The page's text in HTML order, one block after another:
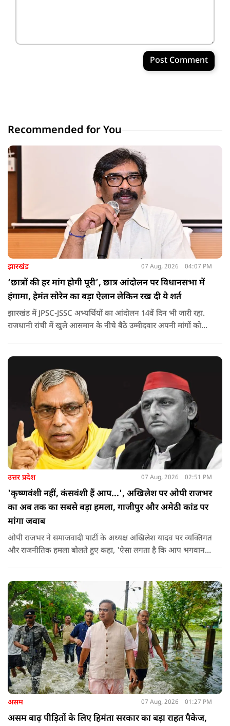
Post Comment
Recommended for You
झारखंड 07 Aug, 2026 04:07 PM
‘छात्रों की हर मांग होगी पूरी’, छात्र आंदोलन पर विधानसभा में
हंगामा, हेमंत सोरेन का बड़ा ऐलान लेकिन रख दी ये शर्त
झारखंड में JPSC-JSSC अभ्यर्थियों का आंदोलन 14वें दिन भी जारी रहा.
राजधानी रांची में खुले आसमान के नीचे बैठे उम्मीदवार अपनी मांगों को
उत्तर प्रदेश 07 Aug, 2026 02:51 PM
'कृष्णवंशी नहीं, कंसवंशी हैं आप...', अखिलेश पर ओपी राजभर
का अब तक का सबसे बड़ा हमला, गाजीपुर और अमेठी कांड पर
मांगा जवाब
ओपी राजभर ने समाजवादी पार्टी के अध्यक्ष अखिलेश यादव पर व्यक्तिगत
और राजनीतिक हमला बोलते हुए कहा, 'ऐसा लगता है कि आप भगवान
असम 07 Aug, 2026 01:27 PM
असम बाढ़ पीड़ितों के लिए हिमंता सरकार का बड़ा राहत पैकेज,